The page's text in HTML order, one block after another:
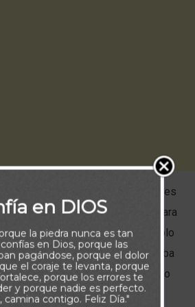
Señor te has preguntado: ¿qué es
a Dios en cuanto a la fortaleza para
a mí? El apóstol Pablo
de sí mismo: cuando no estaba
evangelizando a los perdidos o
maestros, se ganaba la vida
en DIOS
la piedra nunca es tan
en Dios, porque las
pagándose, porque el dolor
el coraje te levanta, porque
porque los errores te
y porque nadie es perfecto.
camina contigo. Feliz Día."